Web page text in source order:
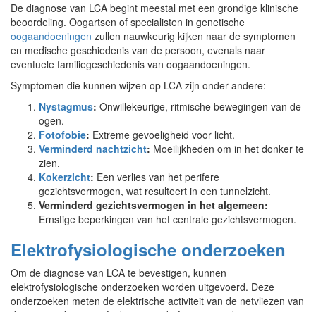
De diagnose van LCA begint meestal met een grondige klinische
beoordeling. Oogartsen of specialisten in genetische
oogaandoeningen zullen nauwkeurig kijken naar de symptomen
en medische geschiedenis van de persoon, evenals naar
eventuele familiegeschiedenis van oogaandoeningen.
Symptomen die kunnen wijzen op LCA zijn onder andere:
Nystagmus: Onwillekeurige, ritmische bewegingen van de
ogen.
Fotofobie: Extreme gevoeligheid voor licht.
Verminderd nachtzicht: Moeilijkheden om in het donker te
zien.
Kokerzicht: Een verlies van het perifere
gezichtsvermogen, wat resulteert in een tunnelzicht.
Verminderd gezichtsvermogen in het algemeen:
Ernstige beperkingen van het centrale gezichtsvermogen.
Elektrofysiologische onderzoeken
Om de diagnose van LCA te bevestigen, kunnen
elektrofysiologische onderzoeken worden uitgevoerd. Deze
onderzoeken meten de elektrische activiteit van de netvliezen van